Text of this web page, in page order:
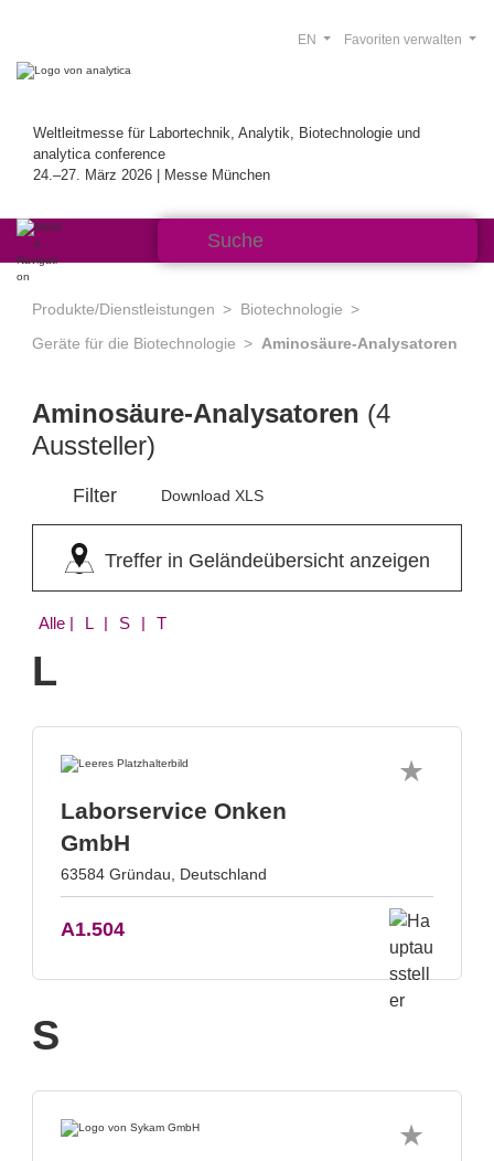
Weltleitmesse für Labortechnik, Analytik, Biotechnologie und
analytica conference
24.–27. März 2026 | Messe München
Favoriten verwalten
EN
Produkte/Dienstleistungen
Biotechnologie
Geräte für die Biotechnologie
Aminosäure-Analysatoren
Aminosäure-Analysatoren (4
Aussteller)
Filter Download XLS
Treffer in Geländeübersicht anzeigen
Alle | L | S | T
L
Laborservice Onken
GmbH
63584 Gründau, Deutschland
A1.504
S